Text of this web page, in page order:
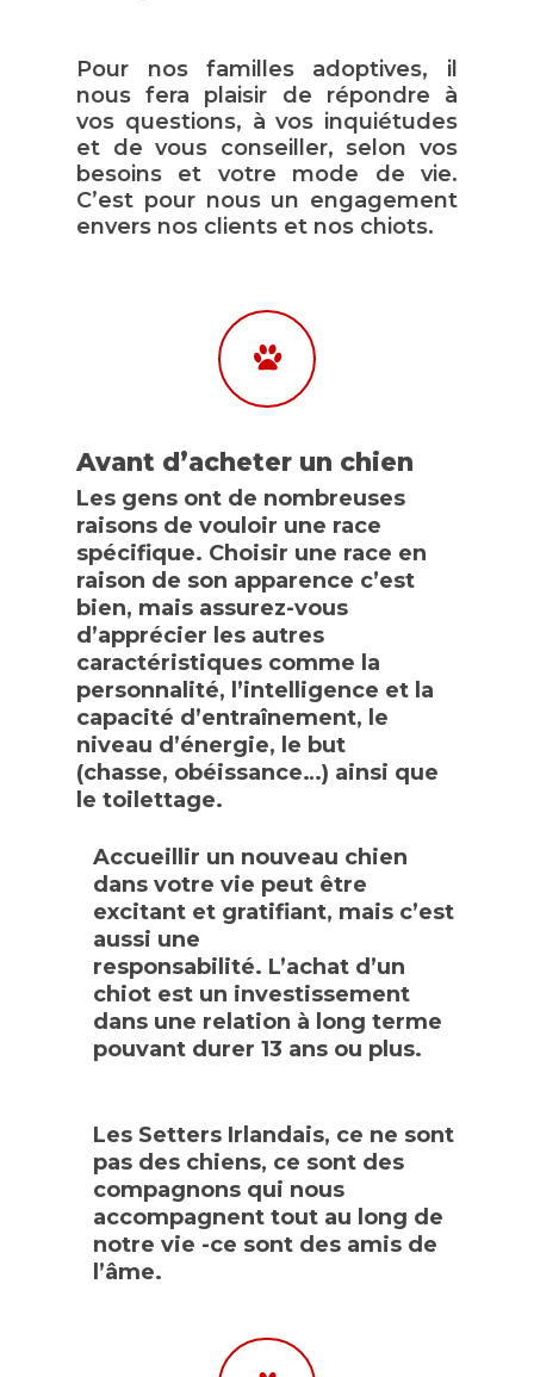
Pour nos familles adoptives, il
nous fera plaisir de répondre à
vos questions, à vos inquiétudes
et de vous conseiller, selon vos
besoins et votre mode de vie.
C’est pour nous un engagement
envers nos clients et nos chiots.
Avant d’acheter un chien
Les gens ont de nombreuses
raisons de vouloir une race
spécifique. Choisir une race en
raison de son apparence c’est
bien, mais assurez-vous
d’apprécier les autres
caractéristiques comme la
personnalité, l’intelligence et la
capacité d’entraînement, le
niveau d’énergie, le but
(chasse, obéissance…) ainsi que
le toilettage.
Accueillir un nouveau chien
dans votre vie peut être
excitant et gratifiant, mais c’est
aussi une
responsabilité. L’achat d’un
chiot est un investissement
dans une relation à long terme
pouvant durer 13 ans ou plus.
Les Setters Irlandais, ce ne sont
pas des chiens, ce sont des
compagnons qui nous
accompagnent tout au long de
notre vie -ce sont des amis de
l’âme.